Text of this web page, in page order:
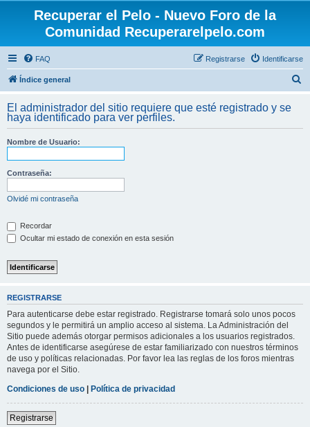
Recuperar el Pelo - Nuevo Foro de la
Comunidad Recuperarelpelo.com
FAQ Identificarse
Registrarse
Índice general
c
El administrador del sitio requiere que esté registrado y se
haya identificado para ver perfiles.
Nombre de Usuario:
Contraseña:
Olvidé mi contraseña
Recordar
Ocultar mi estado de conexión en esta sesión
REGISTRARSE
Para autenticarse debe estar registrado. Registrarse tomará solo unos pocos
segundos y le permitirá un amplio acceso al sistema. La Administración del
Sitio puede además otorgar permisos adicionales a los usuarios registrados.
Antes de identificarse asegúrese de estar familiarizado con nuestros términos
de uso y políticas relacionadas. Por favor lea las reglas de los foros mientras
navega por el Sitio.
Condiciones de uso | Política de privacidad
Registrarse